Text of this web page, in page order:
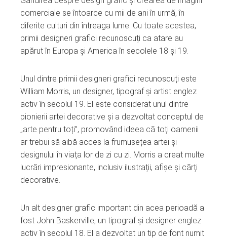
comerciale se întoarce cu mii de ani în urmă, în
diferite culturi din întreaga lume. Cu toate acestea,
primii designeri grafici recunoscuți ca atare au
apărut în Europa și America în secolele 18 și 19.
Unul dintre primii designeri grafici recunoscuți este
William Morris, un designer, tipograf și artist englez
activ în secolul 19. El este considerat unul dintre
pionierii artei decorative și a dezvoltat conceptul de
„arte pentru toți”, promovând ideea că toți oamenii
ar trebui să aibă acces la frumusețea artei și
designului în viața lor de zi cu zi. Morris a creat multe
lucrări impresionante, inclusiv ilustrații, afișe și cărți
decorative.
Un alt designer grafic important din acea perioadă a
fost John Baskerville, un tipograf și designer englez
activ în secolul 18. El a dezvoltat un tip de font numit